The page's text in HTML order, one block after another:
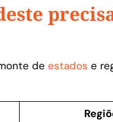
de estados e